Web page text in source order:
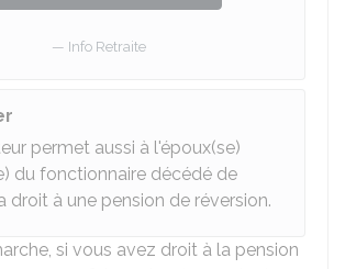
Info Retraite
permet aussi à l'époux(se)
du fonctionnaire décédé de
droit à une pension de réversion.
si vous avez droit à la pension